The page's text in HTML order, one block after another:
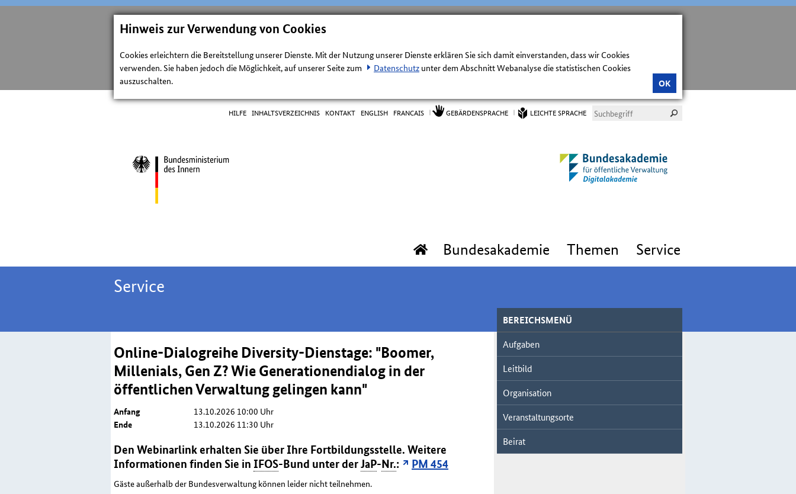
Hinweis zur Verwendung von Cookies
Cookies erleichtern die Bereitstellung unserer Dienste. Mit der Nutzung unserer Dienste erklären Sie sich damit einverstanden, dass wir Cookies
verwenden. Sie haben jedoch die Möglichkeit, auf unserer Seite zum
Datenschutz unter dem Abschnitt Webanalyse die statistischen Cookies
auszuschalten.
OK
HILFE INHALTSVERZEICHNIS KONTAKT ENGLISH FRANCAIS GEBÄRDENSPRACHE LEICHTE SPRACHE
Bundesakademie Themen Service
Service
Online-Dialogreihe Diversity-Dienstage: "Boomer,
Millenials, Gen Z? Wie Generationendialog in der
öffentlichen Verwaltung gelingen kann"
Anfang
13.10.2026 10:00 Uhr
Ende
13.10.2026 11:30 Uhr
Den Webinarlink erhalten Sie über Ihre Fortbildungsstelle. Weitere
Informationen finden Sie in IFOS-Bund unter derJaP-Nr.: PM 454
Gäste außerhalb der Bundesverwaltung können leider nicht teilnehmen.
BEREICHSMENÜ
Aufgaben
Leitbild
Organisation
Veranstaltungsorte
Beirat